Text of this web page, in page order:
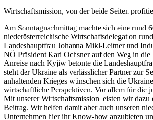
Wirtschaftsmission, von der beide Seiten
Am Sonntagnachmittag machte sich eine rund
niederösterreichische Wirtschaftsdelegation
Landeshauptfrau Johanna Mikl-Leitner und
NÖ Präsident Kari Ochsner auf den Weg in
Anreise nach Kyjiw betonte die
steht der Ukraine als verlässlicher Partner zur
anhaltenden Krieges wünschen sich die
wirtschaftliche Perspektiven. Vor allem für die
Mit unserer Wirtschaftsmission leisten wir dazu
Beitrag. Wir helfen damit aber auch unseren
Unternehmen hier ihr Know-how anzubieten